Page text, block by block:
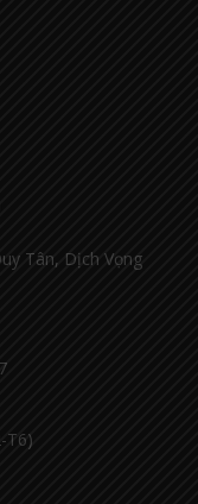
Tân, Dịch Vọng
T6)